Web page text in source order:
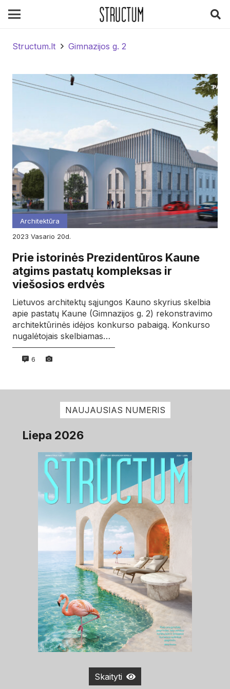
Structum.lt Gimnazijos g. 2
Architektūra
2023
vasario 20d.
Prie istorinės Prezidentūros Kaune
atgims pastatų kompleksas ir
viešosios erdvės
Lietuvos architektų sąjungos Kauno skyrius skelbia
apie pastatų Kaune (Gimnazijos g. 2) rekonstravimo
architektūrinės idėjos konkurso pabaigą. Konkurso
nugalėtojais skelbiamas…
6
NAUJAUSIAS NUMERIS
Liepa 2026
Skaityti